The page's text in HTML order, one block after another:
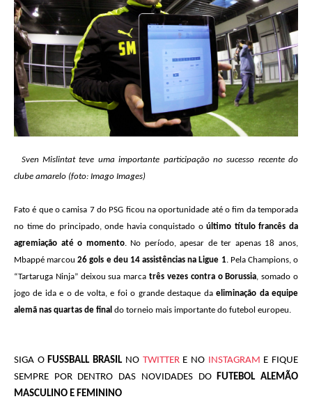
Sven Mislintat teve uma importante participação no sucesso recente do
clube amarelo (foto: Imago Images)
Fato é que o camisa 7 do PSG ficou na oportunidade até o fim da temporada
no time do principado, onde havia conquistado oúltimo título francês da
agremiação até o momento. No período, apesar de ter apenas 18 anos,
Mbappé marcou26 gols e deu 14 assistências na Ligue 1. Pela Champions, o
“Tartaruga Ninja” deixou sua marcatrês vezes contra o Borussia , somado o
jogo de ida e o de volta, e foi o grande destaque daeliminação da equipe
alemã nas quartas de final do torneio mais importante do futebol europeu.
SIGA OFUSSBALL BRASILNO TWITTERE NO INSTAGRAM E FIQUE
SEMPRE POR DENTRO DAS NOVIDADES DO FUTEBOL ALEMÃO
MASCULINO E FEMININO